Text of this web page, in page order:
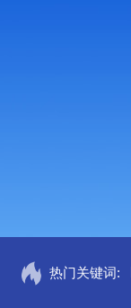
热门关键词: